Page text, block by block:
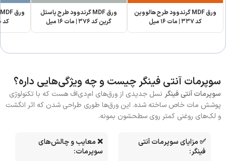
ورق MDF گرندوود طرح هالووین
کد ۳۳۷ | مات ۱۶ میل
ورق MDF گرندوود طرح پاستل
گرین کد ۳۷۶ | مات ۱۶ میل
کد ۳۷۵ | مات ۱۶ میل
سوپرمات آنتی فینگر چیست و چه ویژگی‌هایی داره؟
سوپرمات آنتی فینگر نسل جدیدی از ورق‌های ام‌دی‌اف هست که با تکنولوژی
پوشش مات خاص ساخته شده. این ورق‌ها طوری طراحی شدن که اثر انگشت
و لک‌های روغنی کمتر روی سطحشون بمونه.
✅ مزایای سوپرمات آنتی
فینگر:
❌ معایب و چالش‌های
سوپرمات: